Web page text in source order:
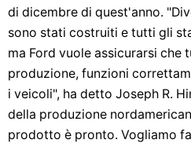
di dicembre di quest'anno.
sono stati costruiti e tutti gli
ma Ford vuole assicurarsi che
produzione, funzioni
i veicoli", ha detto Joseph R.
della produzione
prodotto è pronto. Vogliamo